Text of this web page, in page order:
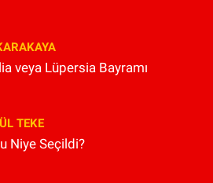
veya Lüpersia Bayramı
TEKE
Niye Seçildi?